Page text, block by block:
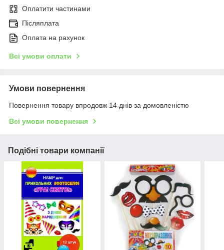
Оплатити частинами
Післяплата
Оплата на рахунок
Всі умови оплати
Умови повернення
Повернення товару впродовж 14 днів за домовленістю
Всі умови повернення
Подібні товари компанії